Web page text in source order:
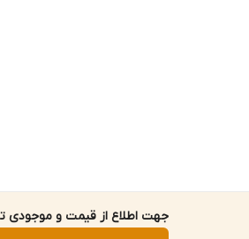
جهت اطلاع از قیمت و موجودی